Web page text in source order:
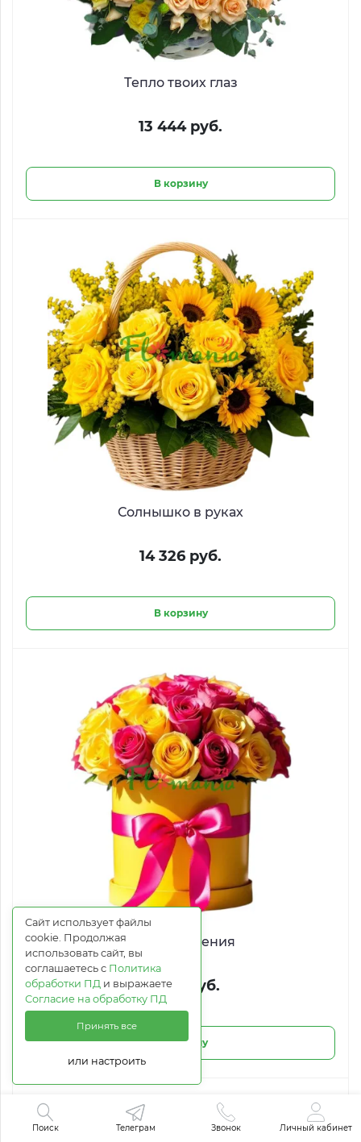
Тепло твоих глаз
13 444 руб.
В корзину
Солнышко в руках
14 326 руб.
В корзину
День Рождения
15 198 руб.
В корзину
Поиск Телеграм Звонок Личный кабинет
Сайт использует файлы
cookie. Продолжая
использовать сайт, вы
соглашаетесь с Политика
обработки ПД и выражаете
Согласие на обработку ПД
Принять все
или настроить